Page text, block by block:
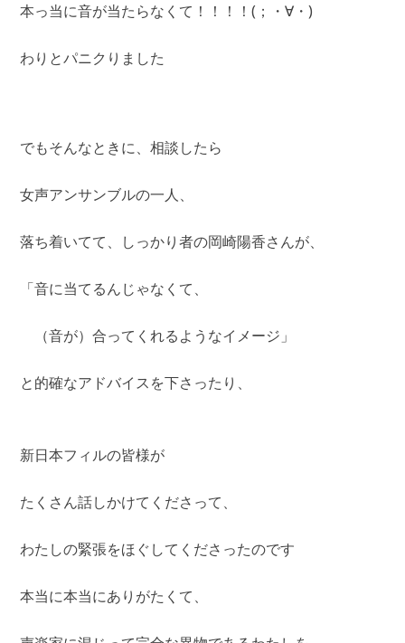
本っ当に音が当たらなくて！！！！(；・∀・)
わりとパニクりました
でもそんなときに、相談したら
女声アンサンブルの一人、
落ち着いてて、しっかり者の岡崎陽香さんが、
「音に当てるんじゃなくて、
（音が）合ってくれるようなイメージ」
と的確なアドバイスを下さったり、
新日本フィルの皆様が
たくさん話しかけてくださって、
わたしの緊張をほぐしてくださったのです
本当に本当にありがたくて、